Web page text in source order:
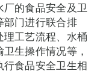
的食品安全及卫
部门进行联合排
工艺流程、水桶
生操作情况等，
食品安全卫生相